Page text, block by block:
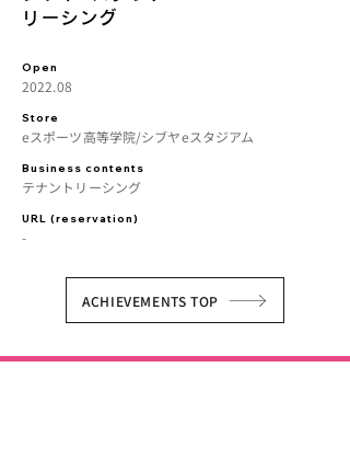
リーシング
Open
2022.08
Store
eスポーツ高等学院/シブヤeスタジアム
Business contents
テナントリーシング
URL (reservation)
-
ACHIEVEMENTS TOP